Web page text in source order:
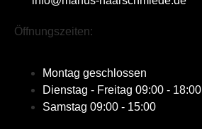
Öffnungszeiten:
Montag geschlossen
Dienstag - Freitag 09:00 - 18:00
Samstag 09:00 - 15:00